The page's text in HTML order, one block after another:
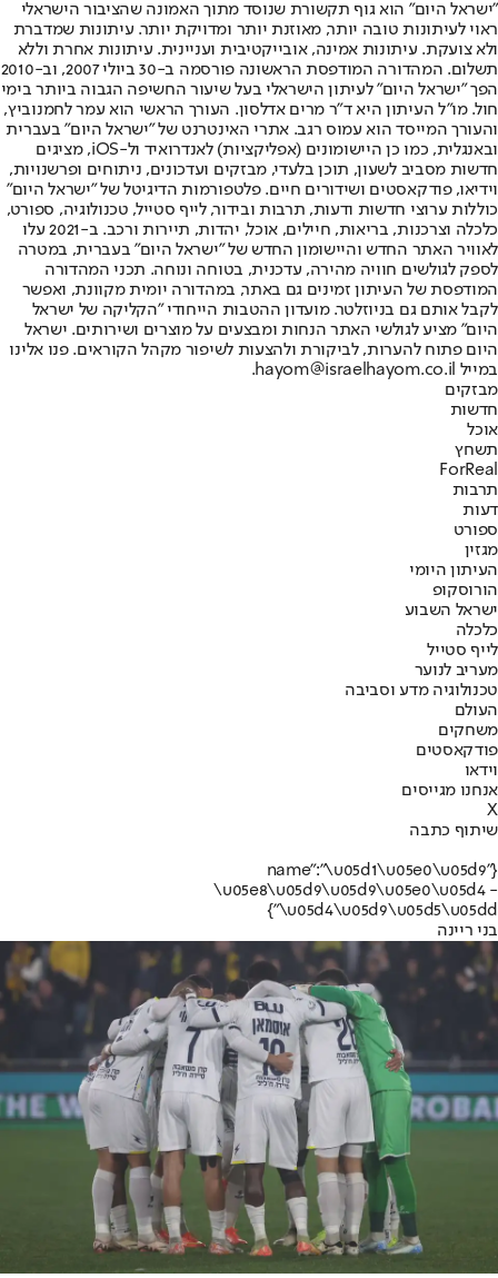
"ישראל היום" הוא גוף תקשורת שנוסד מתוך האמונה שהציבור הישראלי
ראוי לעיתונות טובה יותר, מאוזנת יותר ומדויקת יותר. עיתונות שמדברת
ולא צועקת. עיתונות אמינה, אובייקטיבית ועניינית. עיתונות אחרת וללא
תשלום. המהדורה המודפסת הראשונה פורסמה ב-30 ביולי 2007, וב-2010
הפך "ישראל היום" לעיתון הישראלי בעל שיעור החשיפה הגבוה ביותר בימי
חול. מו"ל העיתון היא ד"ר מרים אדלסון. העורך הראשי הוא עמר לחמנוביץ,
והעורך המייסד הוא עמוס רגב. אתרי האינטרנט של "ישראל היום" בעברית
ובאנגלית, כמו כן היישומונים (אפליקציות) לאנדרואיד ול-iOS, מציגים
חדשות מסביב לשעון, תוכן בלעדי, מבזקים ועדכונים, ניתוחים ופרשנויות,
וידיאו, פודקאסטים ושידורים חיים. פלטפורמות הדיגיטל של "ישראל היום"
כוללות ערוצי חדשות ודעות, תרבות ובידור, לייף סטייל, טכנולוגיה, ספורט,
כלכלה וצרכנות, בריאות, חיילים, אוכל, יהדות, תיירות ורכב. ב-2021 עלו
לאוויר האתר החדש והיישומון החדש של "ישראל היום" בעברית, במטרה
לספק לגולשים חוויה מהירה, עדכנית, בטוחה ונוחה. תכני המהדורה
המודפסת של העיתון זמינים גם באתר, במהדורה יומית מקוונת, ואפשר
לקבל אותם גם בניוזלטר. מועדון ההטבות הייחודי "הקליקה של ישראל
היום" מציע לגולשי האתר הנחות ומבצעים על מוצרים ושירותים. ישראל
היום פתוח להערות, לביקורת ולהצעות לשיפור מקהל הקוראים. פנו אלינו
במייל hayom@israelhayom.co.il.
מבזקים
חדשות
אוכל
תשחץ
ForReal
תרבות
דעות
ספורט
מגזין
העיתון היומי
הורוסקופ
ישראל השבוע
כלכלה
לייף סטייל
מעריב לנוער
טכנולוגיה מדע וסביבה
העולם
משחקים
פודקאסטים
וידאו
אנחנו מגייסים
X
שיתוף כתבה
{"name":"\u05d1\u05e0\u05d9
\u05e8\u05d9\u05d9\u05e0\u05d4 -
\u05d4\u05d9\u05d5\u05dd"}
בני ריינה